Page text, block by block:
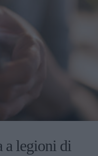
legioni di